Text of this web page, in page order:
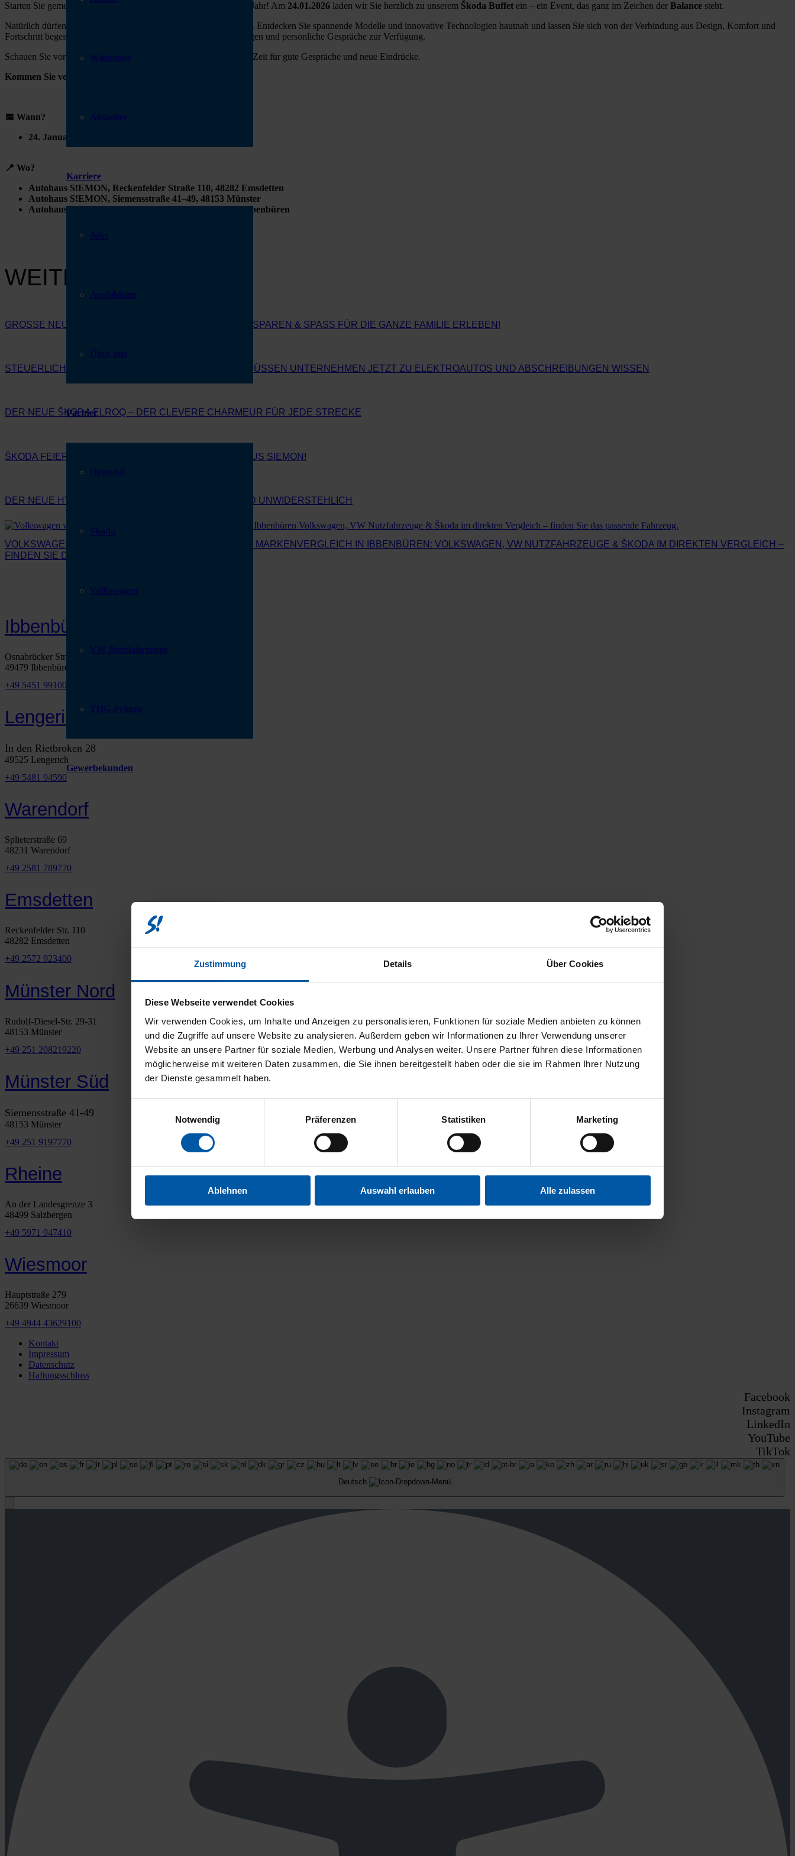
Zustimmung Details Über Cookies
Diese Webseite verwendet Cookies
Wir verwenden Cookies, um Inhalte und Anzeigen zu personalisieren, Funktionen für soziale Medien anbieten zu können
und die Zugriffe auf unsere Website zu analysieren. Außerdem geben wir Informationen zu Ihrer Verwendung unserer
Website an unsere Partner für soziale Medien, Werbung und Analysen weiter. Unsere Partner führen diese Informationen
möglicherweise mit weiteren Daten zusammen, die Sie ihnen bereitgestellt haben oder die sie im Rahmen Ihrer Nutzung
der Dienste gesammelt haben.
Notwendig
Präferenzen Statistiken Marketing
Ablehnen Auswahl erlauben Alle zulassen
Karriere
Partner
Gewerbekunden
Star­ten Sie gemein­sam mit uns ent­spannt und genuss­voll ins neue Jahr! Am 24.01.2026 laden wir Sie herz­lich zu unse­rem Ško­da Buf­fet ein – ein Event, das ganz im Zei­chen der Balan­ce steht.
Natür­lich dür­fen auch die neu­es­ten
nicht feh­len. Ent­de­cken Sie span­nen­de Model­le und inno­va­ti­ve Tech­no­lo­gien haut­nah und las­sen Sie sich von der Ver­bin­dung aus Design, Kom­fort und
Fort­schritt begeis­tern. Unser Team steht Ihnen dabei ger­ne für Fra­gen und per­sön­li­che Gesprä­che zur Ver­fü­gung.
Schau­en Sie vor­bei, genie­ßen Sie das Buf­fet und neh­men Sie sich Zeit für gute Gesprä­che und neue Ein­drü­cke.
Kom­men Sie vor­bei – wir freu­en uns auf Sie!
📅 Wann?
24. Janu­ar 2026
📍 Wo?
Auto­haus S!EMON, Recken­fel­der Stra­ße 110, 48282 Ems­det­ten
Auto­haus S!EMON, Sie­mens­stra­ße 41–49, 48153 Müns­ter
Auto­haus S!EMON, Osna­brü­cker Stra­ße 301, 49479 Ibben­bü­ren
WEITERE BEITRÄGE
GROSSE NEUERÖFFNUNG AUTOHAUS – JETZT 300 € SPAREN & SPASS FÜR DIE GANZE FAMILIE ERLEBEN!
STEUERLICHER INVESTITIONSBOOSTER 2025: DAS MÜSSEN UNTERNEHMEN JETZT ZU ELEKTROAUTOS UND ABSCHREIBUNGEN WISSEN
DER NEUE ŠKODA ELROQ – DER CLEVERE CHARMEUR FÜR JEDE STRECKE
ŠKODA FEIERT 130 JAHRE – FEIERN SIE MIT AUTOHAUS SIEMON!
DER NEUE HYUNDAI INSTER – KOMPAKT, SMART UND UNWIDERSTEHLICH
VOLKSWAGEN VS. ŠKODA – BEDARFSORIENTIERTER MARKENVERGLEICH IN IBBENBÜREN: VOLKSWAGEN, VW NUTZFAHRZEUGE & ŠKODA IM DIREKTEN VERGLEICH –
FINDEN SIE DAS PASSENDE FAHRZEUG.
FAHRZEUGSUCHE
Ibbenbüren
Osnabrücker Str. 301
49479 Ibbenbüren
+49 5451 99100
Lengerich
In den Rietbroken 28
49525 Lengerich
+49 5481 94590
Warendorf
Splieterstraße 69
48231 Warendorf
+49 2581 789770
Emsdetten
Reckenfelder Str. 110
48282 Emsdetten
+49 2572 923400
Münster Nord
Rudolf-Diesel-Str. 29-31
48153 Münster
+49 251 208219220
Münster Süd
Siemensstraße 41-49
48153 Münster
+49 251 9197770
Rheine
An der Landesgrenze 3
48499 Salzbergen
+49 5971 947410
Wiesmoor
Hauptstraße 279
26639 Wiesmoor
+49 4944 43629100
Kontakt
Impressum
Datenschutz
Haftungsschluss
Facebook
Instagram
LinkedIn
YouTube
TikTok
Deutsch